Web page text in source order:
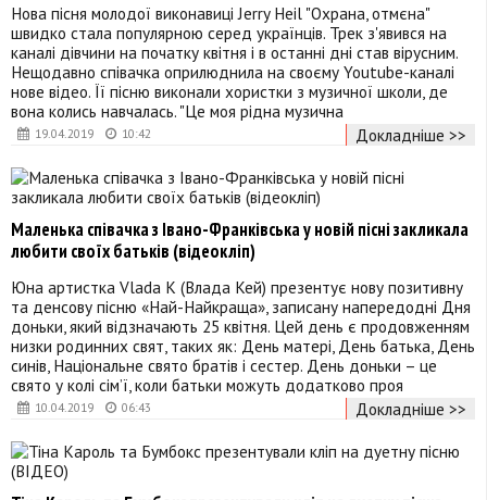
19.04.2019 10:42
Нова пісня молодої виконавиці Jerry Heil "Охрана, отмєна"
швидко стала популярною серед українців. Трек з'явився на
каналі дівчини на початку квітня і в останні дні став вірусним.
Нещодавно співачка оприлюднила на своєму Youtube-каналі
нове відео. Її пісню виконали хористки з музичної школи, де
вона колись навчалась. "Це моя рідна музична
Докладніше >>
10.04.2019 06:43
Маленька співачка з Івано-Франківська у новій пісні закликала
любити своїх батьків (відеокліп)
Юна артистка Vlada K (Влада Кей) презентує нову позитивну
та денсову пісню «Най-Найкраща», записану напередодні Дня
доньки, який відзначають 25 квітня. Цей день є продовженням
низки родинних свят, таких як: День матері, День батька, День
синів, Національне свято братів і сестер. День доньки – це
свято у колі сім’ї, коли батьки можуть додатково проя
Докладніше >>